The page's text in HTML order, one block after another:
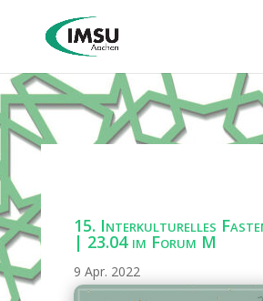
15. Interkulturelles
| 23.04 im Forum M
9 Apr. 2022